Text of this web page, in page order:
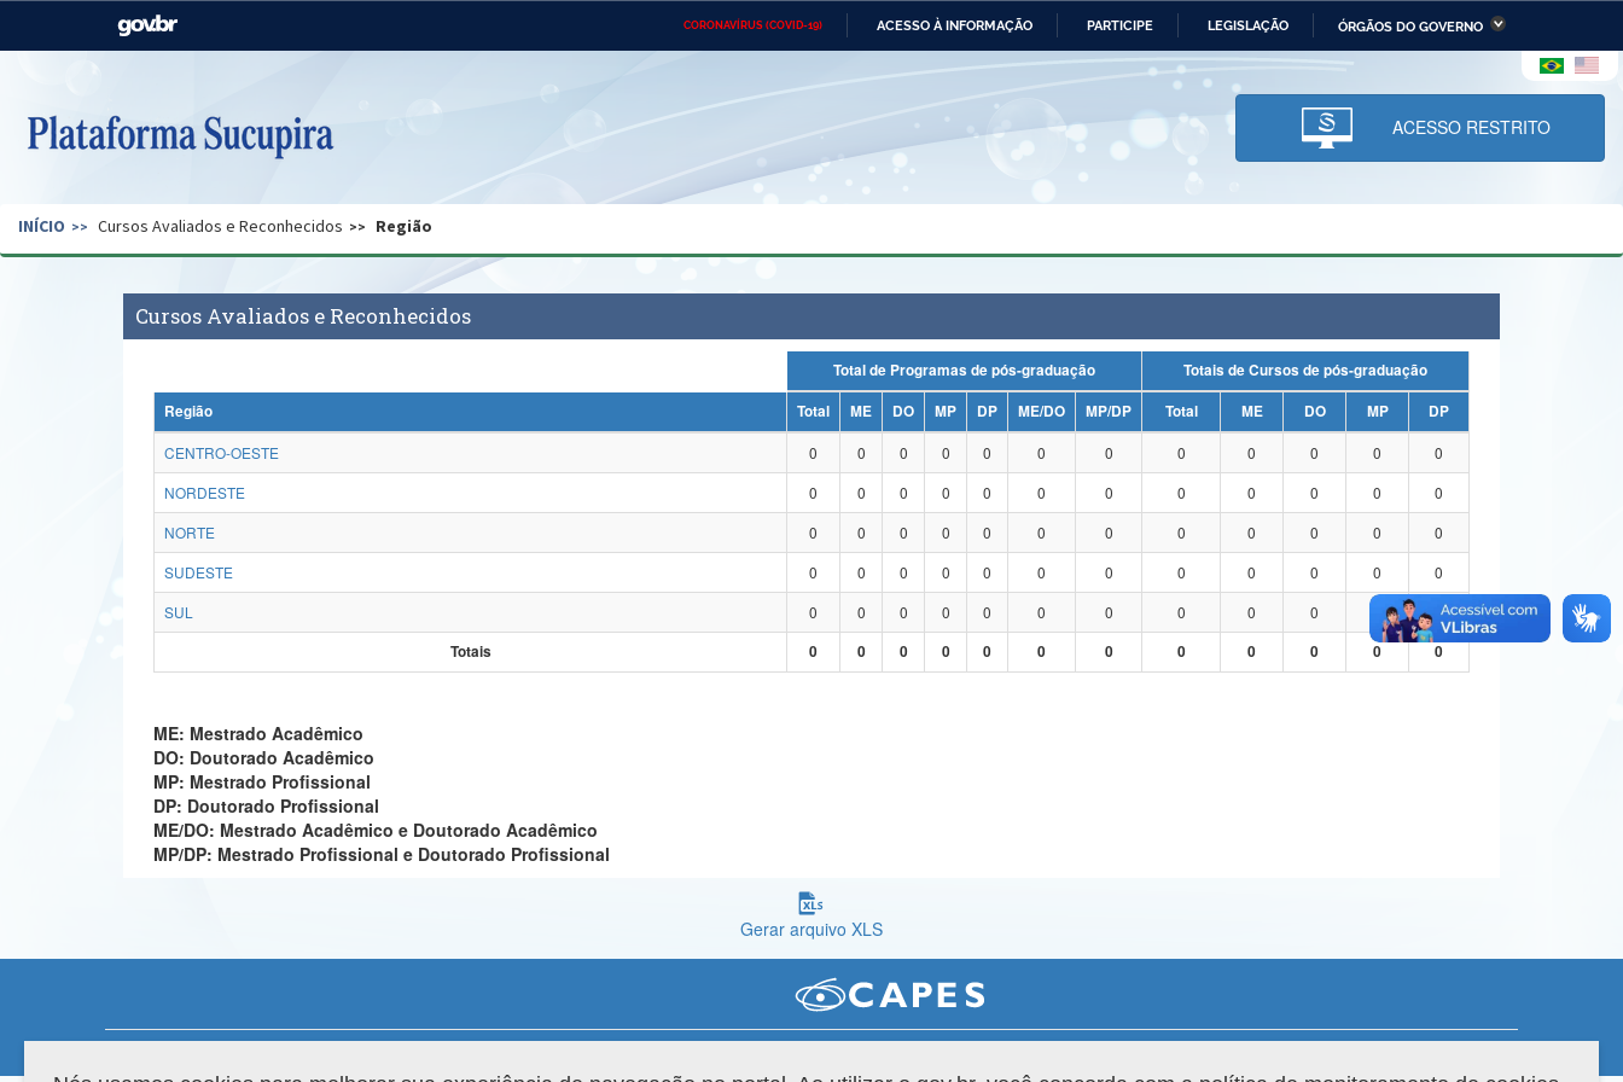
CORONAVÍRUS (COVID-19) ACESSO À INFORMAÇÃO PARTICIPE LEGISLAÇÃO ÓRGÃOS DO GOVERNO
Casa Civil Ministério das Relações Ministério da Economia Ministério da Infraestrutura
Pecuária e Abastecimento
Ministério da Ciência,
Tecnologia, Inovações e
Comunicações
Ministério do Desenvolvimento
Regional e dos Direitos Humanos
Secretaria de Governo Gabinete de Segurança Advocacia-Geral da União Banco Central do Brasil Planalto
ACESSO RESTRITO
INÍCIO Cursos Avaliados e Reconhecidos Região
Cursos Avaliados e Reconhecidos
Total de Programas de pós-graduação
Totais de Cursos de pós-graduação
Região
Total ME DO MP DP ME/DO MP/DP Total ME DO MP
DP
CENTRO-OESTE
0 0 0 0 0 0 0 0 0 0 0
0
NORDESTE
0 0 0 0 0 0 0 0 0 0 0
0
NORTE
0 0 0 0 0 0 0 0 0 0 0
0
SUDESTE
0 0 0 0 0 0 0 0 0 0 0
0
SUL
0 0 0 0 0 0 0 0 0 0
0
Totais
0 0 0 0 0 0 0 0 0 0 0 0
ME: Mestrado Acadêmico
DO: Doutorado Acadêmico
MP: Mestrado Profissional
DP: Doutorado Profissional
ME/DO: Mestrado Acadêmico e Doutorado Acadêmico
MP/DP: Mestrado Profissional e Doutorado Profissional
Gerar arquivo XLS